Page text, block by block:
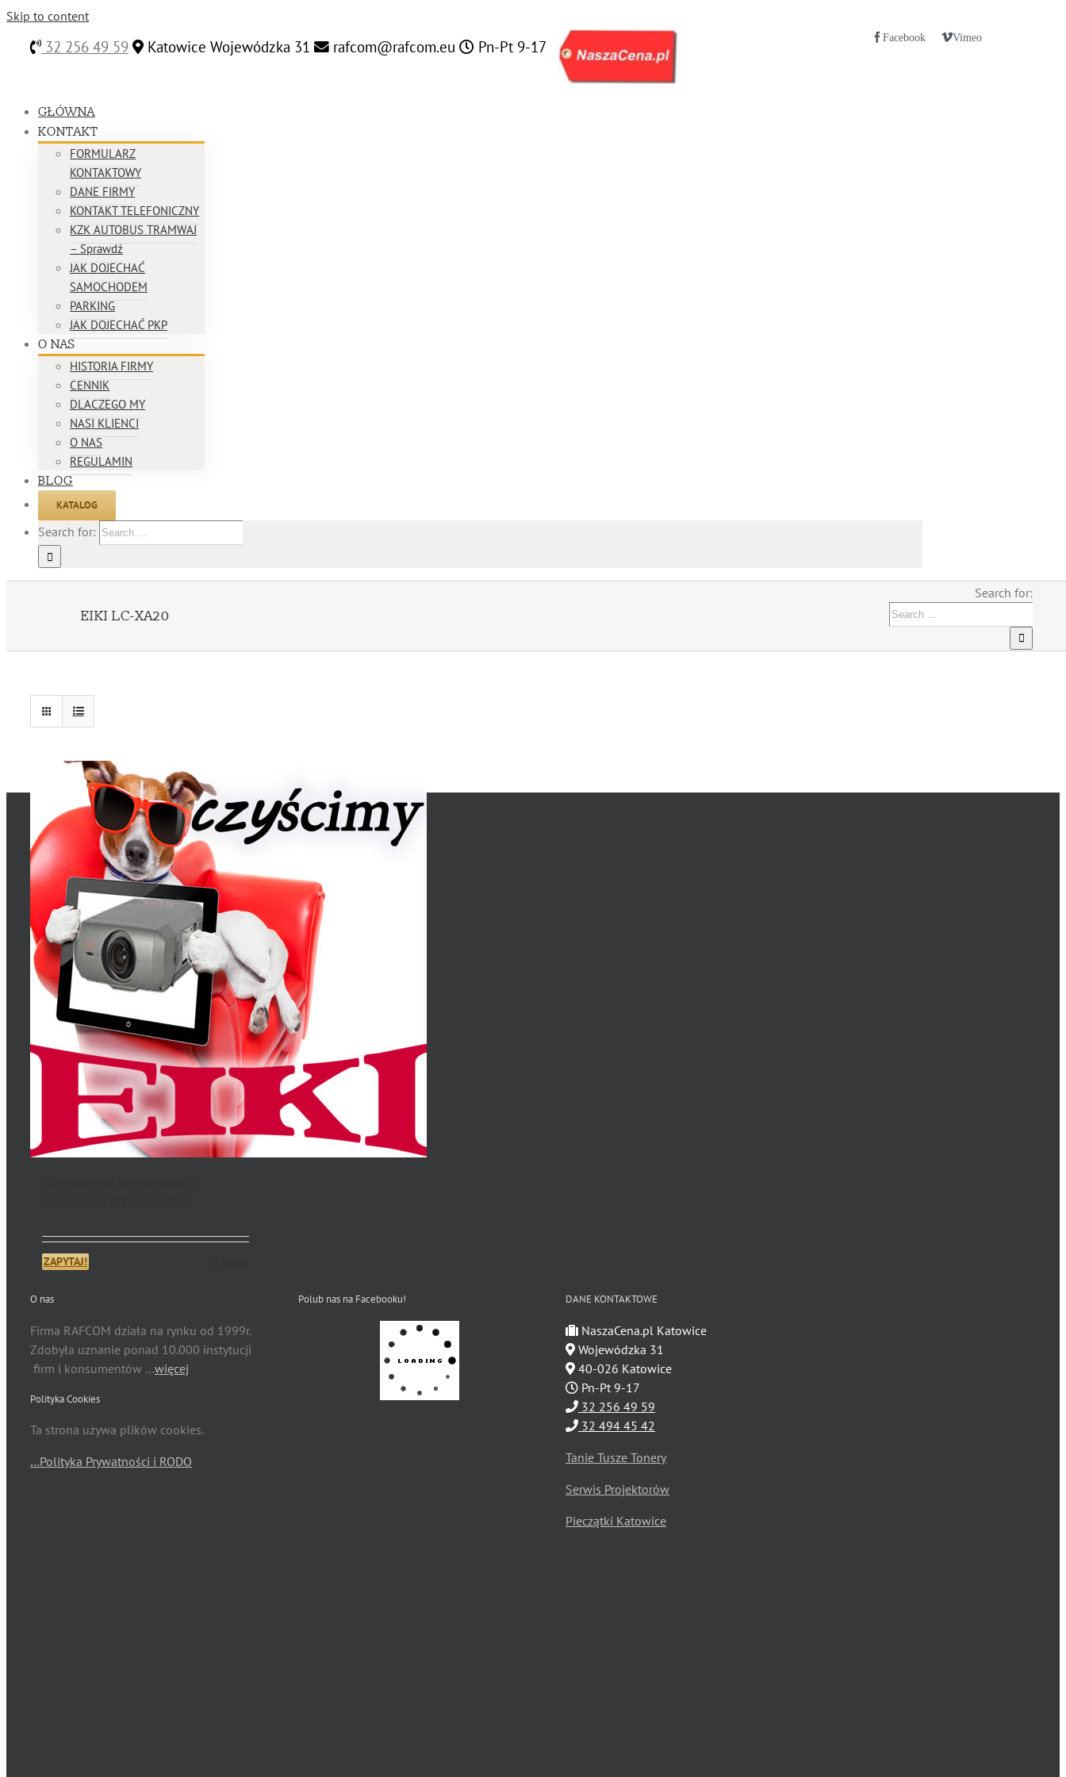
Skip to content
32 256 49 59 Katowice Wojewódzka 31 rafcom@rafcom.eu Pn-Pt 9-17 Facebook Vimeo
GŁÓWNA
KONTAKT
FORMULARZ
KONTAKTOWY
DANE FIRMY
KONTAKT TELEFONICZNY
KZK AUTOBUS TRAMWAJ
– Sprawdź
JAK DOJECHAĆ
SAMOCHODEM
PARKING
JAK DOJECHAĆ PKP
O NAS
HISTORIA FIRMY
CENNIK
DLACZEGO MY
NASI KLIENCI
O NAS
REGULAMIN
BLOG
KATALOG
Search for:
EIKI LC-XA20
Search for:
ZAPYTAJ!
O nas
Firma RAFCOM działa na rynku od 1999r.
Zdobyła uznanie ponad 10.000 instytucji
firm i konsumentów …więcej
Polityka Cookies
Ta strona używa plików cookies.
…Polityka Prywatności i RODO
Polub nas na Facebooku! DANE KONTAKTOWE
NaszaCena.pl Katowice
Wojewódzka 31
40-026 Katowice
Pn-Pt 9-17
32 256 49 59
32 494 45 42
Tanie Tusze Tonery
Serwis Projektorów
Pieczątki Katowice